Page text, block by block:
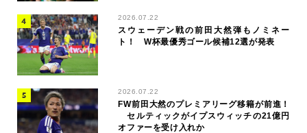
2026.07.22
スウェーデン戦の前田大然弾もノミネー
ト！ W杯最優秀ゴール候補12選が発表
2026.07.22
FW前田大然のプレミアリーグ移籍が前進！
セルティックがイプスウィッチの21億円
オファーを受け入れか